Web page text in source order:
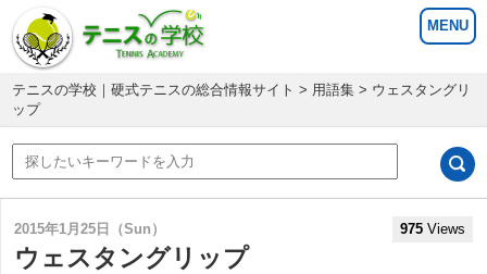
テニスの学校｜硬式テニスの総合情報サイト > 用語集 > ウェスタングリ
ップ
2015年1月25日（Sun） 975 Views
ウェスタングリップ